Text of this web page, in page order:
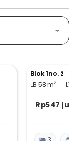
Blok 1no. 2
LB 58 m2 LT
Rp547
3